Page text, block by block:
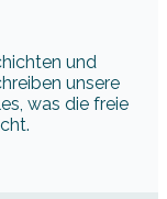
und
unsere
was die freie